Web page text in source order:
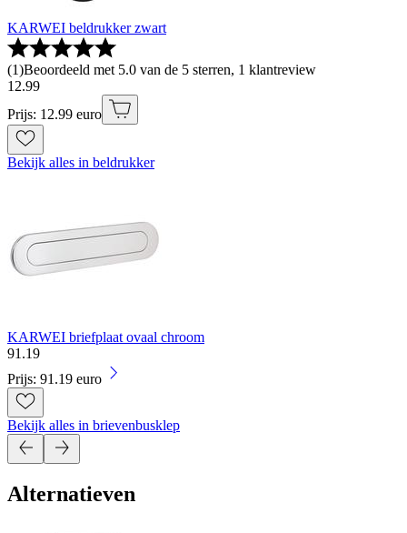
KARWEI beldrukker zwart
(1)Beoordeeld met 5.0 van de 5 sterren, 1 klantreview
12.99
Prijs: 12.99 euro
Bekijk alles in beldrukker
KARWEI briefplaat ovaal chroom
91 .19
Prijs: 91.19 euro
Bekijk alles in brievenbusklep
Alternatieven